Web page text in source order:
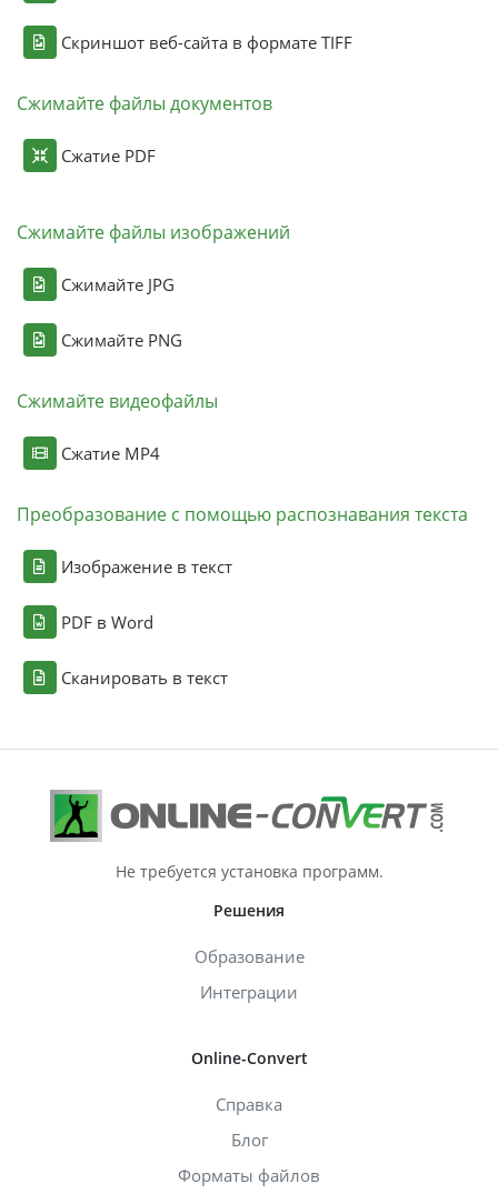
Скриншот веб-сайта в формате TIFF
Сжимайте файлы документов
Сжатие PDF
Сжимайте файлы изображений
Сжимайте JPG
Сжимайте PNG
Сжимайте видеофайлы
Сжатие MP4
Преобразование с помощью распознавания текста
Изображение в текст
PDF в Word
Сканировать в текст
Не требуется установка программ.
Решения
Образование
Интеграции
Online-Convert
Справка
Блог
Форматы файлов